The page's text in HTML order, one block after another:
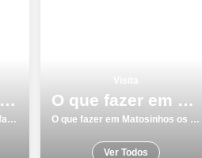
As 10 melhores coisas para fazer e visitar em Vila Nova de Gaia
As 10 melhores coisas para fazer e visitar em Vila Nova de Gaia
O que fazer em Matosinhos os 9 melhores locais para visitar
O que fazer em Matosinhos os 9 melhores locais para visitar
Ver Todos